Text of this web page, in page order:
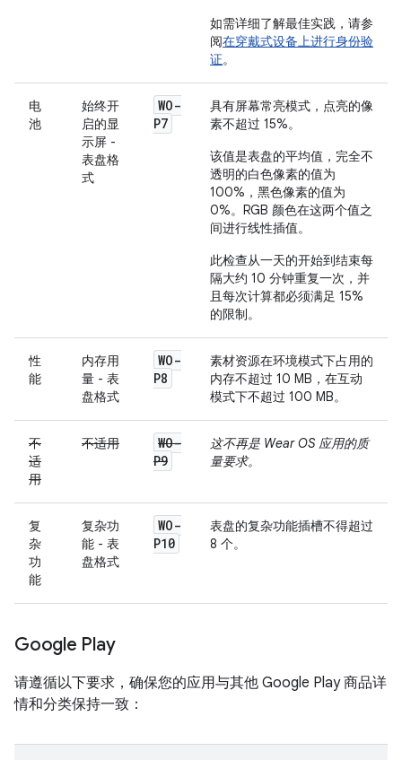
如需详细了解最佳实践，请参
阅在穿戴式设备上进行身份验
证。
电
池
始终开
启的显
示屏 -
表盘格
式
WO-
P7
具有屏幕常亮模式，点亮的像
素不超过 15%。
该值是表盘的平均值，完全不
透明的白色像素的值为
100%，黑色像素的值为
0%。RGB 颜色在这两个值之
间进行线性插值。
此检查从一天的开始到结束每
隔大约 10 分钟重复一次，并
且每次计算都必须满足 15%
的限制。
性
能
内存用
量 - 表
盘格式
WO-
P8
素材资源在环境模式下占用的
内存不超过 10 MB，在互动
模式下不超过 100 MB。
不
适
用
不适用
WO-
P9
这不再是 Wear OS 应用的质
量要求。
复
杂
功
能
复杂功
能 - 表
盘格式
WO-
P10
表盘的复杂功能插槽不得超过
8 个。
Google Play
请遵循以下要求，确保您的应用与其他 Google Play 商品详
情和分类保持一致：